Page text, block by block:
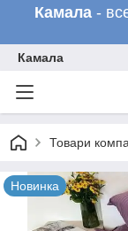
Камала -
Камала
Товари
Новинка